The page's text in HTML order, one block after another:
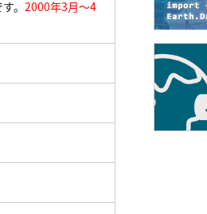
。 2000年3月～4